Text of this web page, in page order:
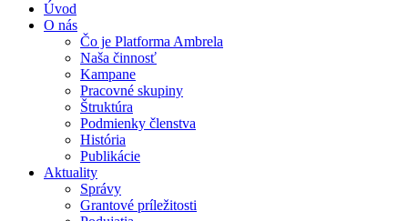
Úvod
O nás
Čo je Platforma Ambrela
Naša činnosť
Kampane
Pracovné skupiny
Štruktúra
Podmienky členstva
História
Publikácie
Aktuality
Správy
Grantové príležitosti